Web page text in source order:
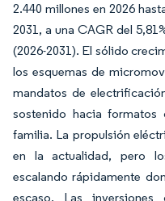
2.440 millones en 2026
2031, a una CAGR del
(2026-2031). El sólido
los esquemas de
mandatos de
sostenido hacia formatos
familia. La propulsión
en la actualidad, pero
escalando rápidamente
escaso. Las